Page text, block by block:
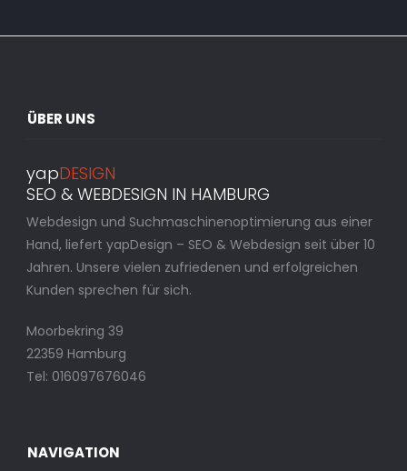
ÜBER UNS
yapDESIGN
SEO & WEBDESIGN IN HAMBURG
Webdesign und Suchmaschinenoptimierung aus einer
Hand, liefert yapDesign – SEO & Webdesign seit über 10
Jahren. Unsere vielen zufriedenen und erfolgreichen
Kunden sprechen für sich.
Moorbekring 39
22359 Hamburg
Tel: 016097676046
NAVIGATION